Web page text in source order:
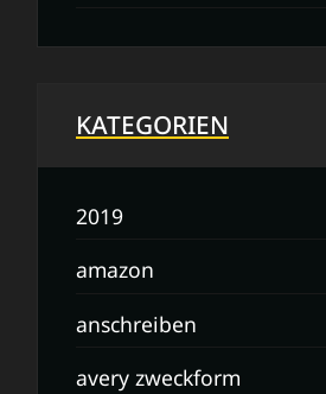
KATEGORIEN
2019
amazon
anschreiben
avery zweckform